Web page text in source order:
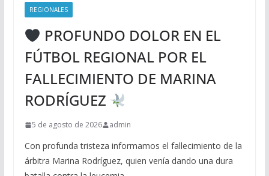
REGIONALES
PROFUNDO DOLOR EN EL
FÚTBOL REGIONAL POR EL
FALLECIMIENTO DE MARINA
RODRÍGUEZ
5 de agosto de 2026 admin
Con profunda tristeza informamos el fallecimiento de la
árbitra Marina Rodríguez, quien venía dando una dura